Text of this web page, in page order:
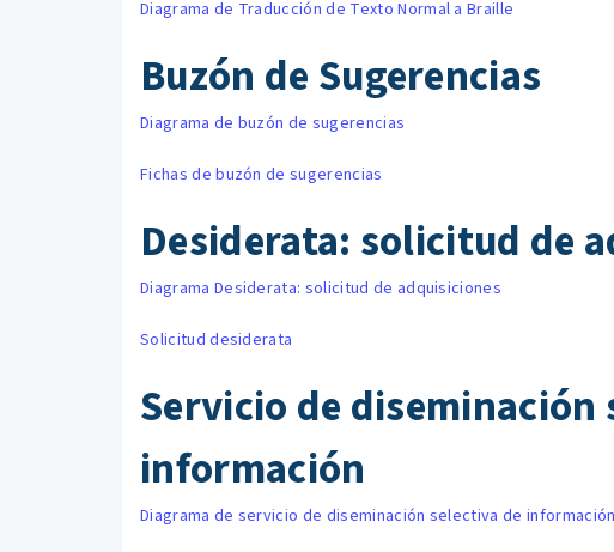
Diagrama de Traducción de Texto Normal a Braille
Buzón de Sugerencias
Diagrama de buzón de sugerencias
Fichas de buzón de sugerencias
Desiderata: solicitud de
Diagrama Desiderata: solicitud de adquisiciones
Solicitud desiderata
Servicio de diseminación
información
Diagrama de servicio de diseminación selectiva de información